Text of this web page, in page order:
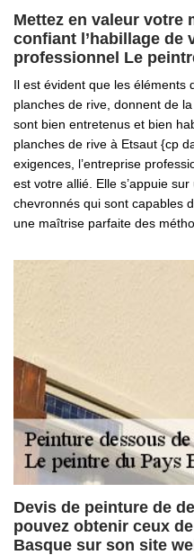
Mettez en valeur votre
confiant l’habillage de
professionnel Le
Il est évident que les éléments
planches de rive, donnent de
sont bien entretenus et bien
planches de rive à Etsaut {cp
exigences, l’entreprise
est votre allié. Elle s’appuie
chevronnés qui sont capables
une maîtrise parfaite des
Devis de peinture de
pouvez obtenir ceux
Basque sur son site